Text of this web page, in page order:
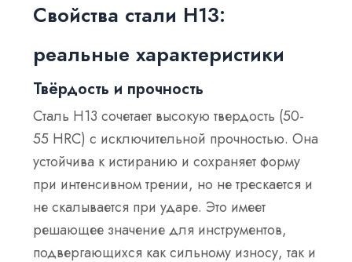
Свойства стали H13:
реальные характеристики
Твёрдость и прочность
Сталь H13 сочетает высокую твердость (50-
55 HRC) с исключительной прочностью. Она
устойчива к истиранию и сохраняет форму
при интенсивном трении, но не трескается и
не скалывается при ударе. Это имеет
решающее значение для инструментов,
подвергающихся как сильному износу, так и